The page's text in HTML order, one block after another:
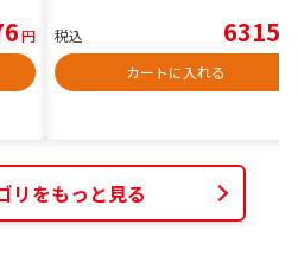
円
税込 6315
カートに入れる
リをもっと見る